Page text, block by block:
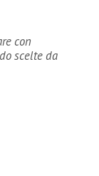
con
scelte da